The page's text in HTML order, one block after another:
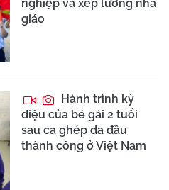
nghiệp và xếp lương nhà
giáo
Hành trình kỳ
diệu của bé gái 2 tuổi
sau ca ghép da đầu
thành công ở Việt Nam